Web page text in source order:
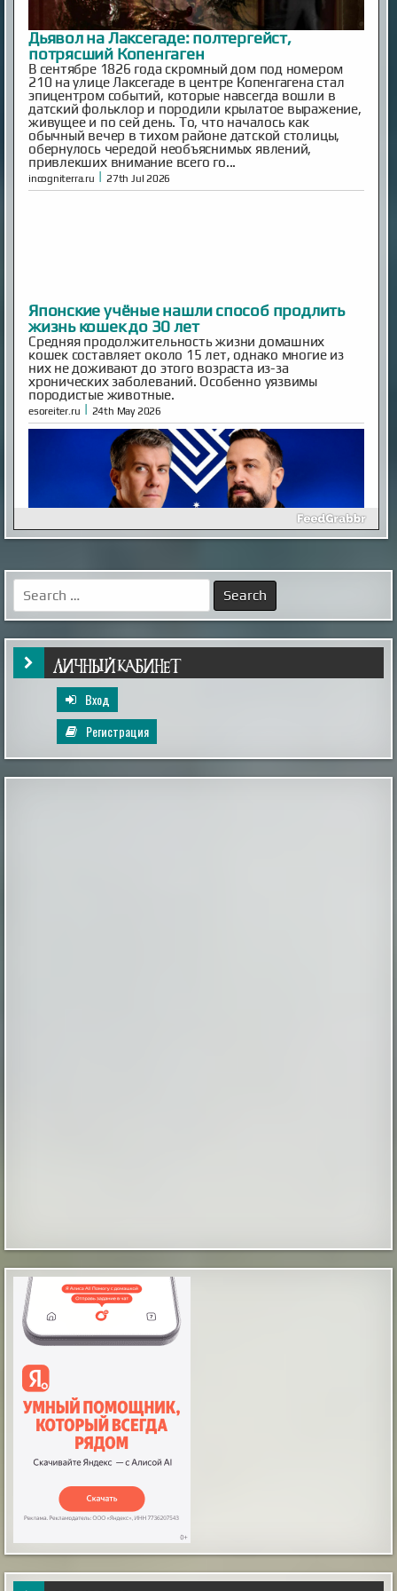
Дьявол на Лаксегаде: полтергейст,
потрясший Копенгаген
В сентябре 1826 года скромный дом под номером
210 на улице Лаксегаде в центре Копенгагена стал
эпицентром событий, которые навсегда вошли в
датский фольклор и породили крылатое выражение,
живущее и по сей день. То, что началось как
обычный вечер в тихом районе датской столицы,
обернулось чередой необъяснимых явлений,
привлекших внимание всего го...
incogniterra.ru | 27th Jul 2026
Японские учёные нашли способ продлить
жизнь кошек до 30 лет
Средняя продолжительность жизни домашних
кошек составляет около 15 лет, однако многие из
них не доживают до этого возраста из-за
хронических заболеваний. Особенно уязвимы
породистые животные.
esoreiter.ru | 24th May 2026
Inescapable is Live!
back! Inescapable is live. Episode One is streaming now.
Already an MU Plus+ subscriber? Your membership now
includes full access to Inescapable and exclusive Plus+
content at no extra cost. New to Plus+? Subscribe
before April 14th to unlock permanent dual access to
both Mysterious Univers...
mysteriousuniverse.org |
Сахалинская область заняла восьмое место
в рейтинге самых безопасных регионов РФ
по уровню ДТП
Сахалинская область вошла в десятку самых
безопасных регионов России по уровню аварийности
на дорогах. По итогам первого полугодия 2026 года
рейтинге, который составили эксперты РИА Новости
на основе данных МВД и Росстата. Статистика
показывает, что Сахалин демонстрирует
положительную динамику. За шест...
pravda.ru | 47 minutes ago
Таинственные отпечатки босых детских ног
В магазине бытовой техники, что в городе Мендоса,
Аргентина, на Испанской улице, происходят
Search
for:
ЛИЧНЫЙ КАБИНЕТ
Вход
Регистрация